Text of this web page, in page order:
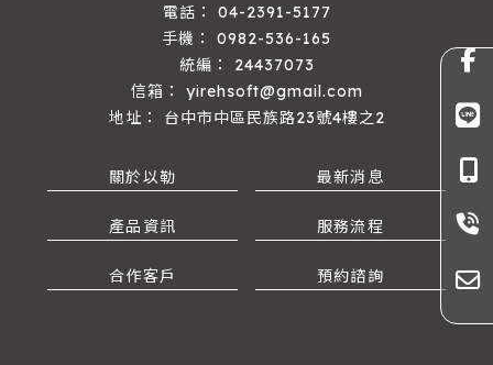
04-2391-5177
0982-536-165
24437073
yirehsoft@gmail.com
台中市中區民族路23號4樓之2
關於以勒 最新消息
產品資訊 服務流程
合作客戶 預約諮詢